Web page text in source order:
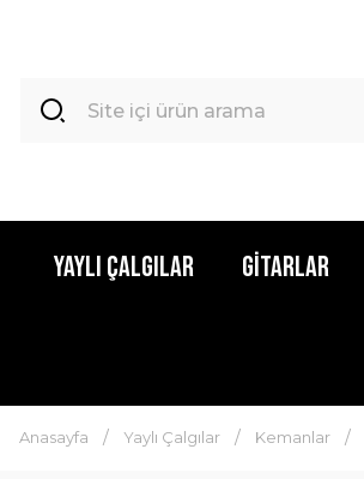
Yaylı Çalgılar Gitarlar
Anasayfa Yaylı Çalgılar Kemanlar